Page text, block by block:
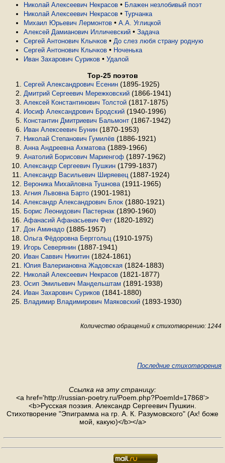
Николай Алексеевич Некрасов • Блажен незлобивый поэт
Николай Алексеевич Некрасов • Турчанка
Михаил Юрьевич Лермонтов • А.А. Углицкой
Алексей Дамианович Илличевский • Задача
Сергей Антонович Клычков • До слез любя страну родную
Сергей Антонович Клычков • Ноченька
Иван Захарович Суриков • Удалой
Top-25 поэтов
Сергей Александрович Есенин (1895-1925)
Дмитрий Сергеевич Мережковский (1866-1941)
Алексей Константинович Толстой (1817-1875)
Иосиф Александрович Бродский (1940-1996)
Константин Дмитриевич Бальмонт (1867-1942)
Иван Алексеевич Бунин (1870-1953)
Николай Степанович Гумилёв (1886-1921)
Анна Андреевна Ахматова (1889-1966)
Анатолий Борисович Мариенгоф (1897-1962)
Александр Сергеевич Пушкин (1799-1837)
Александр Васильевич Ширяевец (1887-1924)
Вероника Михайловна Тушнова (1911-1965)
Агния Львовна Барто (1901-1981)
Александр Александрович Блок (1880-1921)
Борис Леонидович Пастернак (1890-1960)
Афанасий Афанасьевич Фет (1820-1892)
Дон Аминадо (1885-1957)
Ольга Фёдоровна Берггольц (1910-1975)
Игорь Северянин (1887-1941)
Иван Саввич Никитин (1824-1861)
Юлия Валериановна Жадовская (1824-1883)
Николай Алексеевич Некрасов (1821-1877)
Осип Эмильевич Мандельштам (1891-1938)
Иван Захарович Суриков (1841-1880)
Владимир Владимирович Маяковский (1893-1930)
Количество обращений к стихотворению: 1244
Последние стихотворения
Ссылка на эту страницу:
<a href='http://russian-poetry.ru/Poem.php?PoemId=17868'>
<b>Русская поэзия. Александр Сергеевич Пушкин.
Стихотворение "Эпиграмма на гр. А. К. Разумовского" (Ах! боже
мой, какую)</b></a>